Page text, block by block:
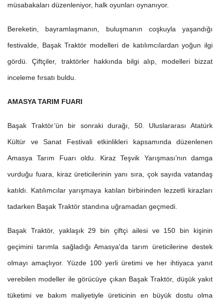
müsabakaları düzenleniyor, halk oyunları oynanıyor.
Bereketin, bayramlaşmanın, buluşmanın coşkuyla yaşandığı
festivalde, Başak Traktör modelleri de katılımcılardan yoğun ilgi
gördü. Çiftçiler, traktörler hakkında bilgi alıp, modelleri bizzat
inceleme fırsatı buldu.
AMASYA TARIM FUARI
Başak Traktör’ün bir sonraki durağı, 50. Uluslararası Atatürk
Kültür ve Sanat Festivali etkinlikleri kapsamında düzenlenen
Amasya Tarım Fuarı oldu. Kiraz Teşvik Yarışması’nın damga
vurduğu fuara, kiraz üreticilerinin yanı sıra, çok sayıda vatandaş
katıldı. Katılımcılar yarışmaya katılan birbirinden lezzetli kirazları
tadarken Başak Traktör standına uğramadan geçmedi.
Başak Traktör, yaklaşık 29 bin çiftçi ailesi ve 150 bin kişinin
geçimini tarımla sağladığı Amasya'da tarım üreticilerine destek
olmayı amaçlıyor. Yüzde 100 yerli üretimi ve her ihtiyaca yanıt
verebilen modeller ile görücüye çıkan Başak Traktör, düşük yakıt
tüketimi ve bakım maliyetiyle üreticinin en büyük dostu olma